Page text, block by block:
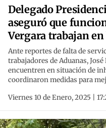
Delegado
aseguró que
Vergara trabajan
Ante reportes de falta de
trabajadores de Aduanas,
encuentren en situación de
coordinaron medidas para
Viernes 10 de Enero, 2025 |